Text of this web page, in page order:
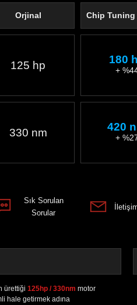
Orjinal
125 hp
330 nm
Chip Tuning
180
+
420
+
Sık Sorulan
Sorular
ürettiği 125hp / 330nm motor
hale getirmek adına